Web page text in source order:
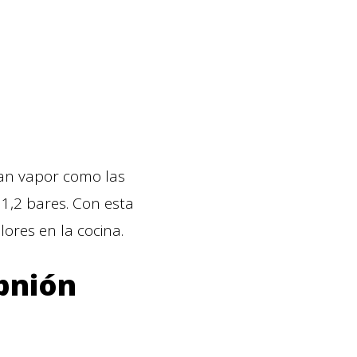
vapor como las
bares. Con esta
en la cocina.